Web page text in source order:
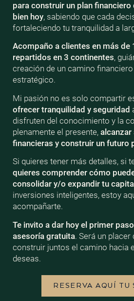
para construir un plan
bien hoy, sabiendo que cada
fortaleciendo tu tranquilidad a
Acompaño a clientes en más de
repartidos en 3 continentes,
creación de un camino
estratégico.
Mi pasión no es solo compartir
ofrecer tranquilidad y seguridad
disfruten del conocimiento y la
plenamente el presente, alcanzar
financieras y construir un futuro
Si quieres tener más detalles, si
quieres comprender cómo
consolidar y/o expandir tu capital
inversiones inteligentes, estoy
acompañarte.
Te invito a dar hoy el primer
asesoría gratuita. Será un placer
construir juntos el camino hacia
deseas.
RESERVA AQUÍ TU